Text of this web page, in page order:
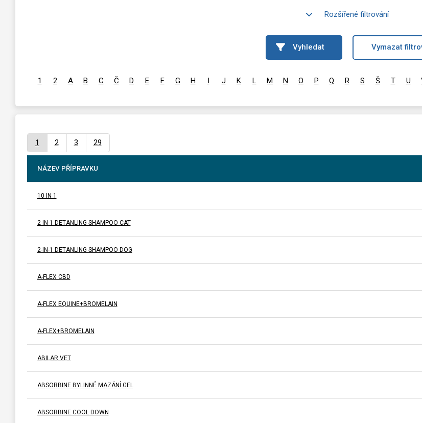
Rozšířené filtrování
Vyhledat Vymazat
1 2 A B C Č D E F G H I J K L M N O P Q R S Š T U
1 2 3 29
NÁZEV PŘÍPRAVKU
10 IN 1
2-IN-1 DETANLING SHAMPOO CAT
2-IN-1 DETANLING SHAMPOO DOG
A-FLEX CBD
A-FLEX EQUINE+BROMELAIN
A-FLEX+BROMELAIN
ABILAR VET
ABSORBINE BYLINNÉ MAZÁNÍ GEL
ABSORBINE COOL DOWN